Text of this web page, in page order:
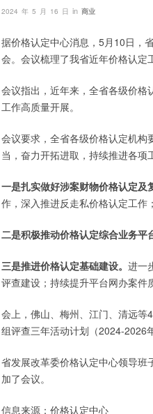
2024 年 5 月 16 日 in 商业
据价格认定中心消息，5月10日，
会。会议梳理了我省近年价格认定
会议指出，近年来，全省各级价格
工作高质量开展。
会议要求，全省各级价格认定机构
当，奋力开拓进取，持续推进各项
一是扎实做好涉案财物价格认定及
作，深入推进反走私价格认定工作
二是积极推动价格认定综合业务平
三是推进价格认定基础建设。 进一
评查建设；持续提升平台网办案件
会上，佛山、梅州、江门、清远
组评查三年活动计划（2024-2026
省发展改革委价格认定中心领导班
加了会议。
信息来源：价格认定中心